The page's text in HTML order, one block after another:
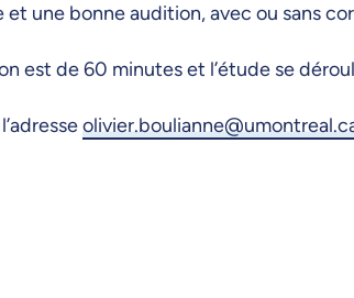
et une bonne audition, avec ou sans
est de 60 minutes et l’étude se